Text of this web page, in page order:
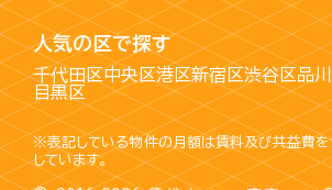
人気の区で探す
千代田区中央区港区新宿区渋谷区品
目黒区
※表記している物件の月額は賃料及び共益費
しています。